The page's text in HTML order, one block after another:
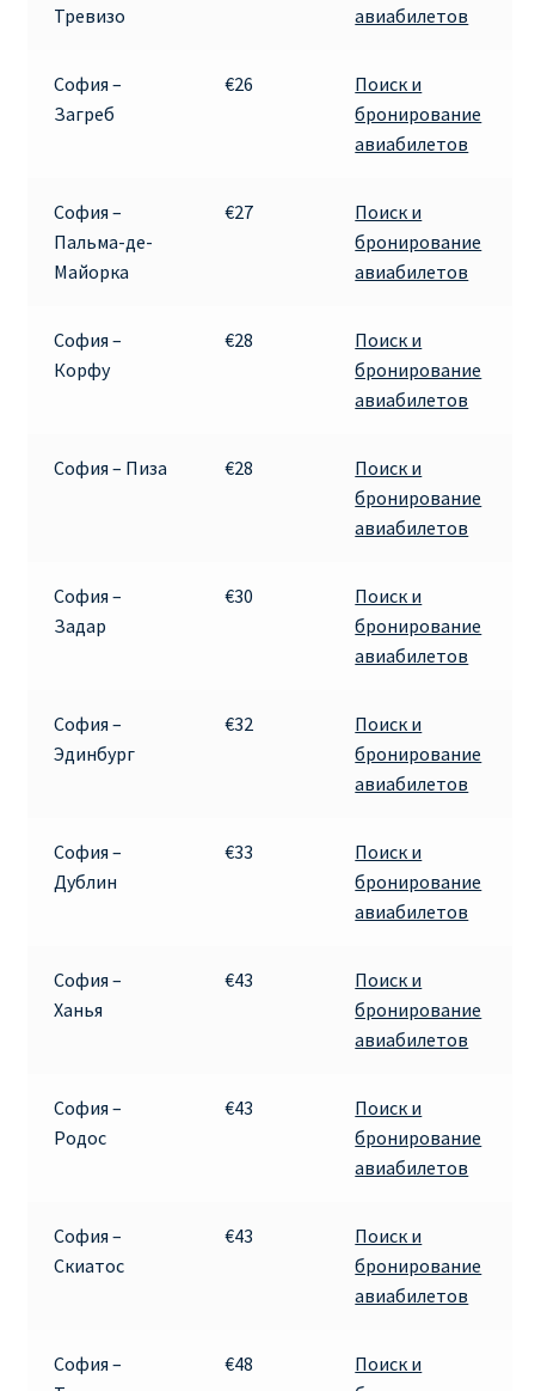
Тревизо
авиабилетов
София –
Загреб
€26
Поиск и
бронирование
авиабилетов
София –
Пальма-де-
Майорка
€27
Поиск и
бронирование
авиабилетов
София –
Корфу
€28
Поиск и
бронирование
авиабилетов
София – Пиза €28
Поиск и
бронирование
авиабилетов
София –
Задар
€30
Поиск и
бронирование
авиабилетов
София –
Эдинбург
€32
Поиск и
бронирование
авиабилетов
София –
Дублин
€33
Поиск и
бронирование
авиабилетов
София –
Ханья
€43
Поиск и
бронирование
авиабилетов
София –
Родос
€43
Поиск и
бронирование
авиабилетов
София –
Скиатос
€43
Поиск и
бронирование
авиабилетов
София –
€48
Поиск и